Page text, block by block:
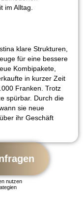
im Alltag.
klare Strukturen,
für eine bessere
Kombipakete,
in kurzer Zeit
Franken. Trotz
spürbar. Durch die
sie neue
ihr Geschäft
nutzen